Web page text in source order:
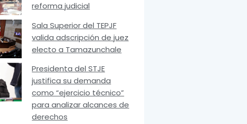
reforma judicial
Sala Superior del TEPJF
valida adscripción de juez
electo a Tamazunchale
Presidenta del STJE
justifica su demanda
como “ejercicio técnico”
para analizar alcances de
derechos